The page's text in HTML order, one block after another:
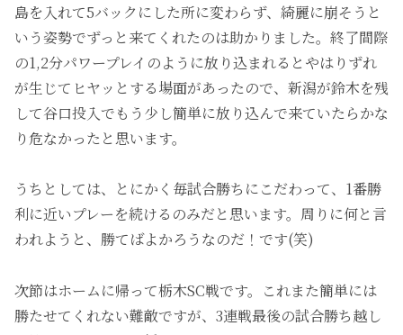
島を入れて5バックにした所に変わらず、綺麗に崩そうと
いう姿勢でずっと来てくれたのは助かりました。終了間際
の1,2分パワープレイのように放り込まれるとやはりずれ
が生じてヒヤッとする場面があったので、新潟が鈴木を残
して谷口投入でもう少し簡単に放り込んで来ていたらかな
り危なかったと思います。
うちとしては、とにかく毎試合勝ちにこだわって、1番勝
利に近いプレーを続けるのみだと思います。周りに何と言
われようと、勝てばよかろうなのだ！です(笑)
次節はホームに帰って栃木SC戦です。これまた簡単には
勝たせてくれない難敵ですが、3連戦最後の試合勝ち越し